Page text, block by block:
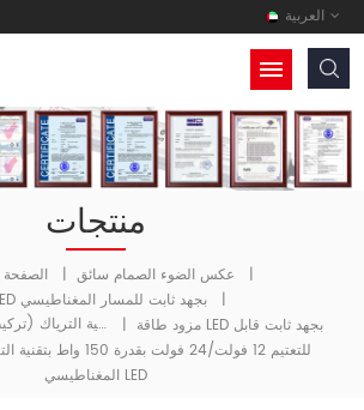
العربية
منتجات
الصفحة | عكس الضوء الصمام سائق
|
سائق LED بجهد ثابت للمسار المغناطيسي
|
مشغل LED قابل للتعتيم بتقنية الترياك (تركيب مخفي)
| مزود طاقة LED بجهد ثابت قابل
للتعتيم 12 فولت/24 فولت
المغناطيسي LED